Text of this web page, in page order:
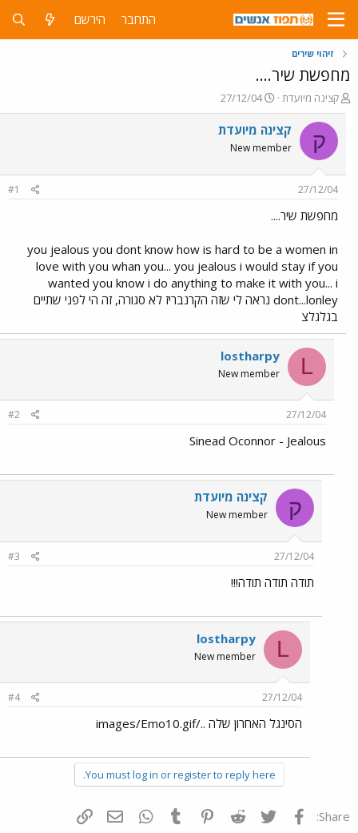
התחבר הירשם
זיהוי שירים
מחפשת שיר....
פ
ו
ת
ח
ה
ש
א
קצינה מיועדת
פ
ו
ר
ם
27/12/04
ק קצינה מיועדת
New member
27/12/04
#1
מחפשת שיר....
you jealous you dont know how is hard to be a women in
love with you whan you... you jealous i would stay if you
wanted you know i do anything to make it with you... i
dont...lonley נראה לי שזה הקרנבריז לא סגורה, זה הי לפני שתיים
בגלגלצ
L
lostharpy
New member
27/12/04
#2
Sinead Oconnor - Jealous
ק קצינה מיועדת
New member
27/12/04
#3
תודה תודה תודה!!!
L
lostharpy
New member
27/12/04
#4
הסינגל האחרון שלה ../images/Emo10.gif
You must log in or register to reply here.
Share: פייסבוק Twitter
Reddit
Pinterest
Tumblr
WhatsAppדואר אלקטרוני